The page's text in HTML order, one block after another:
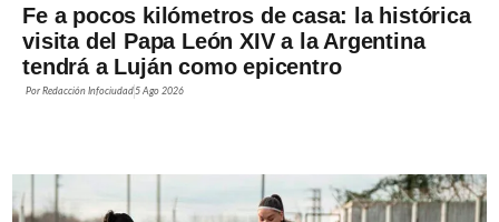
Fe a pocos kilómetros de casa: la histórica
visita del Papa León XIV a la Argentina
tendrá a Luján como epicentro
PorRedacción Infociudad5 Ago 2026